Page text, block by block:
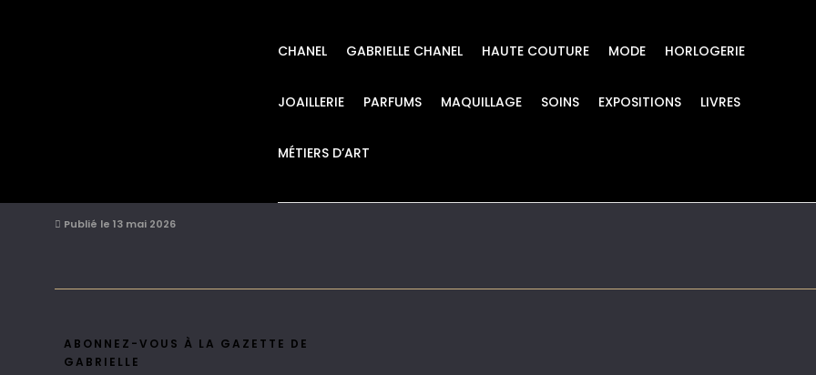
CHANEL GABRIELLE CHANEL HAUTE COUTURE MODE HORLOGERIE
JOAILLERIE PARFUMS MAQUILLAGE SOINS EXPOSITIONS LIVRES
MÉTIERS D’ART
Publié le 13 mai 2026
ABONNEZ-VOUS À LA GAZETTE DE
GABRIELLE